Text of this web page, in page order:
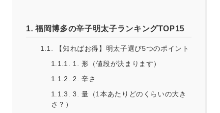
1. 福岡博多の辛子明太子ランキングTOP15
1.1.
【知ればお得】明太子選び5つのポイント
1.1.1. 1. 形（値段が決まります）
1.1.2. 2. 辛さ
1.1.3. 3. 量（1本あたりどのくらいの大き
さ？）